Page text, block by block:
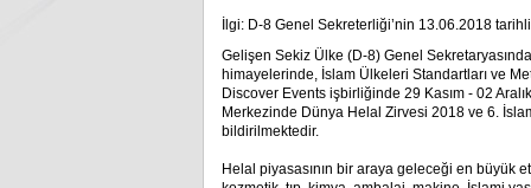
İlgi: D-8 Genel Sekreterliği’nin 13.06.2018
Gelişen Sekiz Ülke (D-8) Genel
himayelerinde, İslam Ülkeleri Standartları ve
Discover Events işbirliğinde 29 Kasım - 02
Merkezinde Dünya Helal Zirvesi 2018 ve 6.
bildirilmektedir.
Helal piyasasının bir araya geleceği en büyük